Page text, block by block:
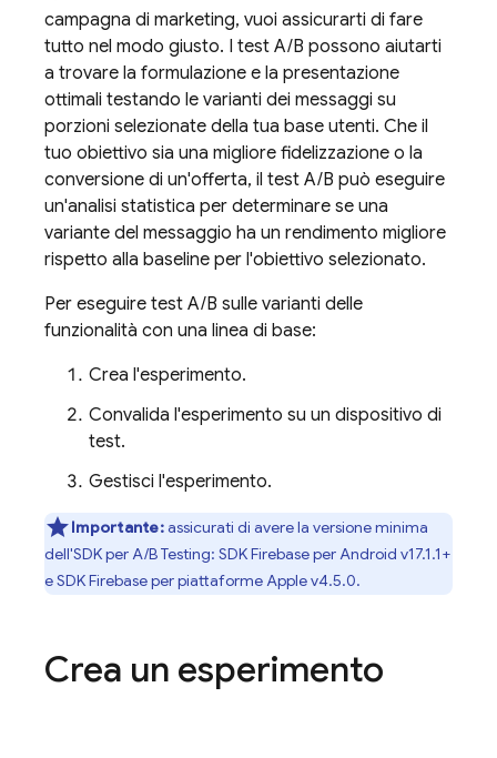
campagna di marketing, vuoi assicurarti di fare
tutto nel modo giusto. I test A/B possono aiutarti
a trovare la formulazione e la presentazione
ottimali testando le varianti dei messaggi su
porzioni selezionate della tua base utenti. Che il
tuo obiettivo sia una migliore fidelizzazione o la
conversione di un'offerta, il test A/B può eseguire
un'analisi statistica per determinare se una
variante del messaggio ha un rendimento migliore
rispetto alla baseline per l'obiettivo selezionato.
Per eseguire test A/B sulle varianti delle
funzionalità con una linea di base:
Crea l'esperimento.
Convalida l'esperimento su un dispositivo di
test.
Gestisci l'esperimento.
Importante:assicurati di avere la versione minima
dell'SDK perA/B Testing: SDKFirebaseperAndroid v17.1.1+
e SDKFirebaseper piattaformeApplev4.5.0.
Crea un esperimento